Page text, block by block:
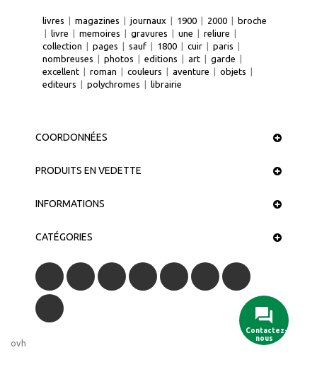
livres | magazines | journaux | 1900 | 2000 | broche
| livre | memoires | gravures | une | reliure |
collection | pages | sauf | 1800 | cuir | paris |
nombreuses | photos | editions | art | garde |
excellent | roman | couleurs | aventure | objets |
editeurs | polychromes | librairie
COORDONNÉES
PRODUITS EN VEDETTE
INFORMATIONS
CATÉGORIES
Contactez-
nous
ovh